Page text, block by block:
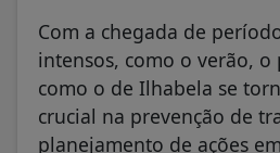
Com a chegada de
intensos, como o verão, o
como o de Ilhabela se
crucial na prevenção de
planejamento de ações